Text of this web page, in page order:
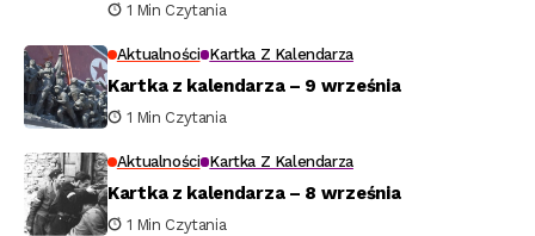
1 Min Czytania
Aktualności Kartka Z Kalendarza
Kartka z kalendarza – 9 września
1 Min Czytania
Aktualności Kartka Z Kalendarza
Kartka z kalendarza – 8 września
1 Min Czytania